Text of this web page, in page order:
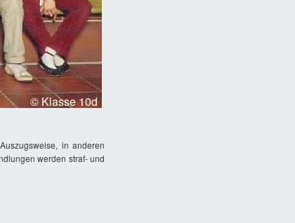
© Klasse 10d
in anderen
werden straf- und